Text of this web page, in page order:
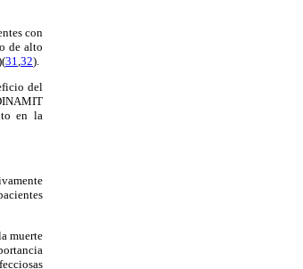
con
de alto
31 32).
del
en la
muerte